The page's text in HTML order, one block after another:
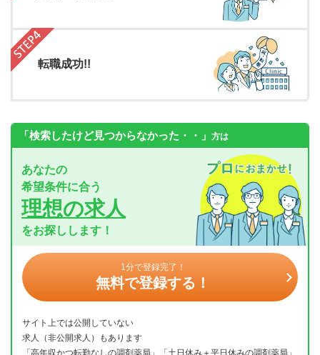
転職成功!!
「検索したけど見つからなかった・・」 方は
あなたの
希望条件に合う
理想の求人
をお探しします！
1分で登録完了！
無料で登録する！
サイト上では公開していない
求人（非公開求人）もあります
「高年収かつ転勤なしの調剤薬局」「土日休み＋平日休みの調剤薬局」